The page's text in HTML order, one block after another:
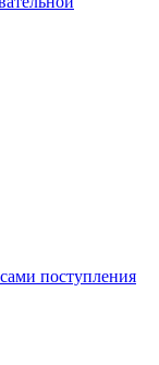
поступления